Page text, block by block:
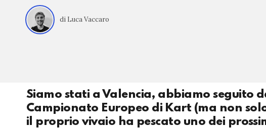
di Luca Vaccaro
Siamo stati a Valencia, abbiamo seguito
Campionato Europeo di Kart (ma non
il proprio vivaio ha pescato uno dei